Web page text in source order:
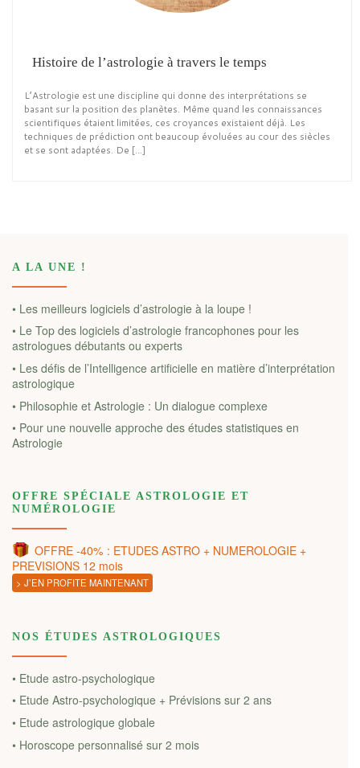
Histoire de l’astrologie à travers le temps
L’Astrologie est une discipline qui donne des interprétations se
basant sur la position des planètes. Même quand les connaissances
scientifiques étaient limitées, ces croyances existaient déjà. Les
techniques de prédiction ont beaucoup évoluées au cour des siècles
et se sont adaptées. De […]
A LA UNE !
• Les meilleurs logiciels d’astrologie à la loupe !
• Le Top des logiciels d’astrologie francophones pour les
astrologues débutants ou experts
• Les défis de l’Intelligence artificielle en matière d’interprétation
astrologique
• Philosophie et Astrologie : Un dialogue complexe
• Pour une nouvelle approche des études statistiques en
Astrologie
OFFRE SPÉCIALE ASTROLOGIE ET
NUMÉROLOGIE
OFFRE -40% : ETUDES ASTRO + NUMEROLOGIE +
PREVISIONS 12 mois
> J’EN PROFITE MAINTENANT
NOS ÉTUDES ASTROLOGIQUES
• Etude astro-psychologique
• Etude Astro-psychologique + Prévisions sur 2 ans
• Etude astrologique globale
• Horoscope personnalisé sur 2 mois